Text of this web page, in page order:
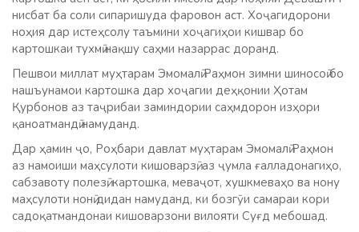
нисбат ба соли сипаришуда фаровон аст. Хоҷагидорони
ноҳия дар истеҳсолу таъмини хоҷагиҳои кишвар бо
картошкаи тухмӣ нақшу саҳми назаррас доранд.
Пешвои миллат муҳтарам Эмомалӣ Раҳмон зимни шиносоӣ бо
нашъунамои картошка дар хоҷагии деҳқонии Ҳотам
Қурбонов аз таҷрибаи заминдории саҳмдорон изҳори
қаноатмандӣ намуданд.
Дар ҳамин ҷо, Роҳбари давлат муҳтарам Эмомалӣ Раҳмон
аз намоиши маҳсулоти кишоварзӣ, аз ҷумла ғалладонагиҳо,
сабзавоту полезӣ, картошка, меваҷот, хушкмеваҳо ва нону
маҳсулоти нонӣ дидан намуданд, ки бозгӯи самараи кори
садоқатмандонаи кишоварзони вилояти Суғд мебошад.